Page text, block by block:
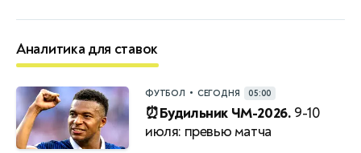
Аналитика для ставок
ФУТБОЛ • СЕГОДНЯ 05:00
⏰Будильник ЧМ-2026. 9-10
июля: превью матча